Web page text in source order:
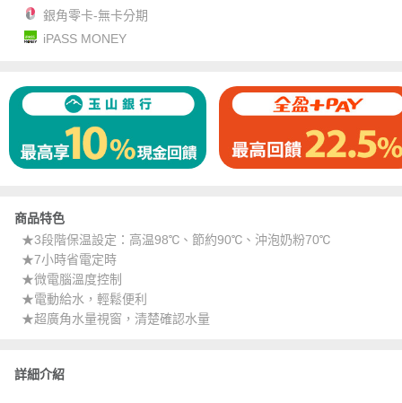
銀角零卡-無卡分期
iPASS MONEY
商品特色
★3段階保温設定：高温98℃、節約90℃、沖泡奶粉70℃
★7小時省電定時
★微電腦溫度控制
★電動給水，輕鬆便利
★超廣角水量視窗，清楚確認水量
詳細介紹